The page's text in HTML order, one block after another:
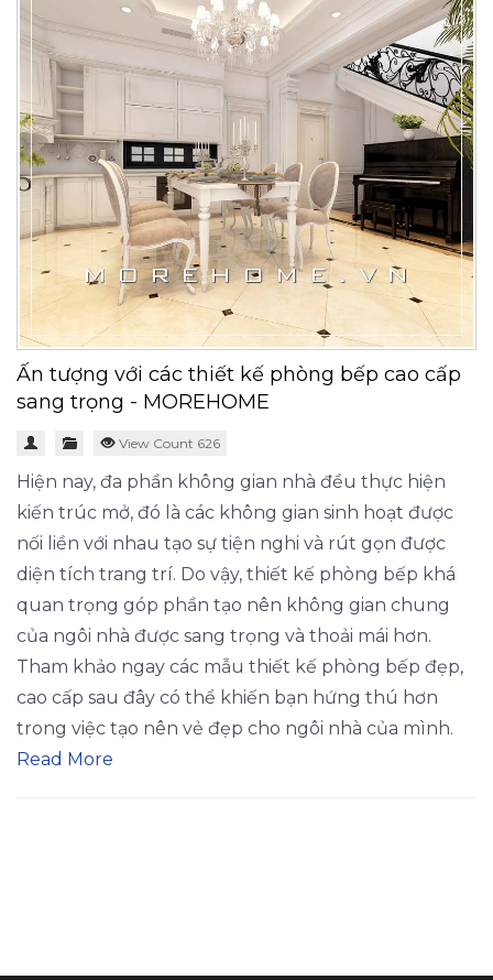
Ấn tượng với các thiết kế phòng bếp cao cấp
sang trọng - MOREHOME
View Count 626
Hiện nay, đa phần không gian nhà đều thực hiện
kiến trúc mở, đó là các không gian sinh hoạt được
nối liền với nhau tạo sự tiện nghi và rút gọn được
diện tích trang trí. Do vậy, thiết kế phòng bếp khá
quan trọng góp phần tạo nên không gian chung
của ngôi nhà được sang trọng và thoải mái hơn.
Tham khảo ngay các mẫu thiết kế phòng bếp đẹp,
cao cấp sau đây có thể khiến bạn hứng thú hơn
trong việc tạo nên vẻ đẹp cho ngôi nhà của mình.
Read More